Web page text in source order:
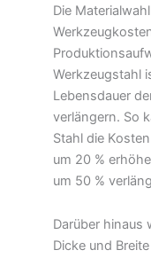
Die
Werkzeugstahl
Lebensdauer
verlängern. So
Stahl die
um 20 %
um 50 %
Darüber hinaus
Dicke und